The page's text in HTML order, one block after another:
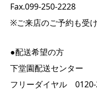
Fax.099-250-2228
※ご来店のご予約も受け
●配送希望の方
下堂園配送センター
フリーダイヤル